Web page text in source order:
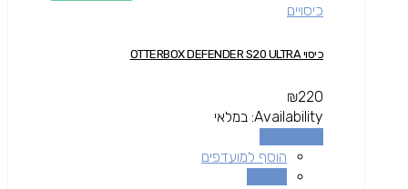
כיסויים
כיסוי OTTERBOX DEFENDER S20 ULTRA
₪220
Availability: במלאי
הוסף למועדפים